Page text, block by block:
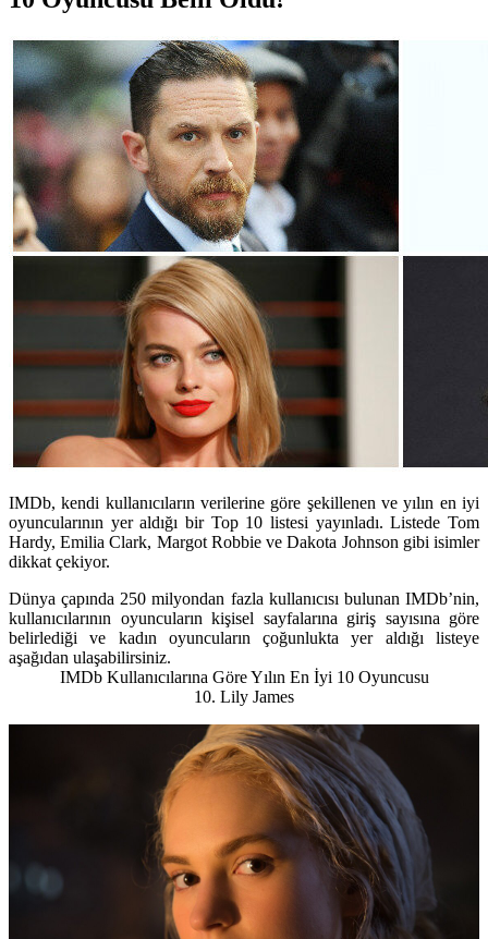
IMDb, kendi kullanıcıların verilerine göre şekillenen ve yılın en iyi
oyuncularının yer aldığı bir Top 10 listesi yayınladı. Listede Tom
Hardy, Emilia Clark, Margot Robbie ve Dakota Johnson gibi isimler
dikkat çekiyor.
Dünya çapında 250 milyondan fazla kullanıcısı bulunan IMDb’nin,
kullanıcılarının oyuncuların kişisel sayfalarına giriş sayısına göre
belirlediği ve kadın oyuncuların çoğunlukta yer aldığı listeye
aşağıdan ulaşabilirsiniz.
IMDb Kullanıcılarına Göre Yılın En İyi 10 Oyuncusu
10. Lily James